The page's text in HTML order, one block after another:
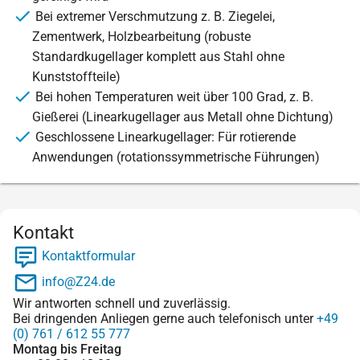
Bei extremer Verschmutzung z. B. Ziegelei,
Zementwerk, Holzbearbeitung (robuste
Standardkugellager komplett aus Stahl ohne
Kunststoffteile)
Bei hohen Temperaturen weit über 100 Grad, z. B.
Gießerei (Linearkugellager aus Metall ohne Dichtung)
Geschlossene Linearkugellager: Für rotierende
Anwendungen (rotationssymmetrische Führungen)
Kontakt
Kontaktformular
info@Z24.de
Wir antworten schnell und zuverlässig.
Bei dringenden Anliegen gerne auch telefonisch unter+49
(0) 761 / 612 55 777
Montag bis Freitag